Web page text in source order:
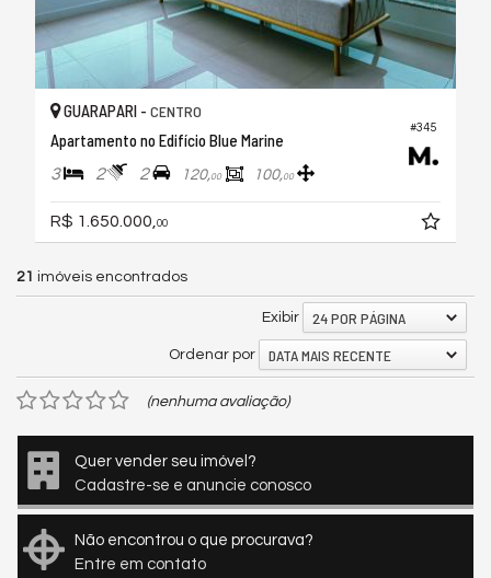
#345
GUARAPARI - CENTRO
Apartamento no Edifício Blue Marine
3 2 2 120,00 100,00
R$ 1.650.000, 00
21 imóveis encontrados
Exibir 24 POR PÁGINA
Ordenar por DATA MAIS RECENTE
(nenhuma avaliação)
Quer vender seu imóvel?
Cadastre-se e anuncie conosco
Não encontrou o que procurava?
Entre em contato